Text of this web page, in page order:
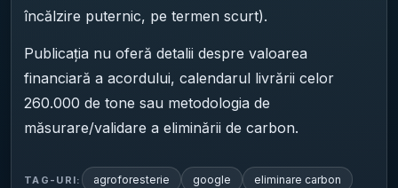
încălzire puternic, pe termen scurt).
Publicația nu oferă detalii despre valoarea
financiară a acordului, calendarul livrării celor
260.000 de tone sau metodologia de
măsurare/validare a eliminării de carbon.
TAG-URI: agroforesterie google
eliminare carbon